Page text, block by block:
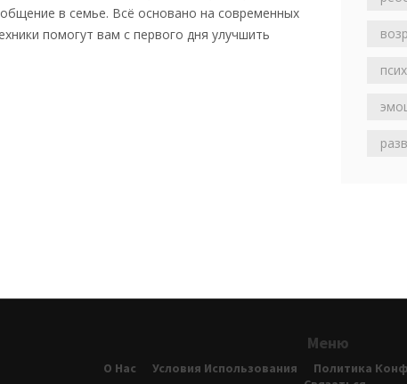
в семье. Всё основано на современных
помогут вам с первого дня улучшить
Меню
О Нас Условия Использования Политика